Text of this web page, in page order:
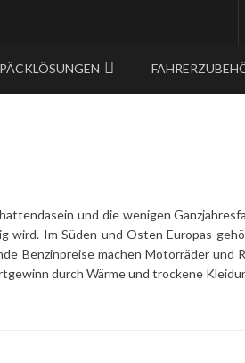
und die wenigen
wird. Im Süden und Osten Europas
Benzinpreise machen Motorräder
durch Wärme und trockene